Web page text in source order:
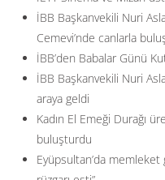
İBB Başkanvekili Nuri
Cemevi’nde canlarla
İBB’den Babalar Günü
İBB Başkanvekili Nuri
araya geldi
Kadın El Emeği Durağı
buluşturdu
Eyüpsultan’da